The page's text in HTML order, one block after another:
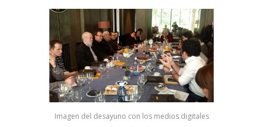
Imagen del desayuno con los medios digitales